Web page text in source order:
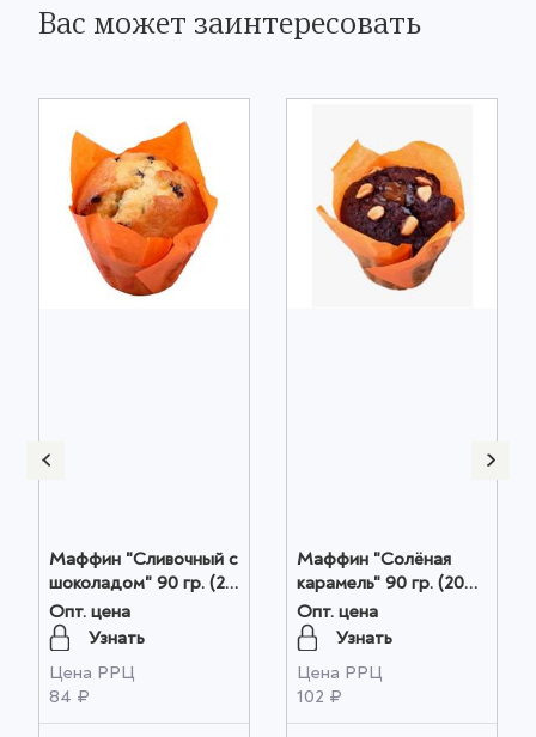
Вас может заинтересовать
Маффин "Сливочный с
шоколадом" 90 гр. (20
шт. в коробке) оптом
Опт. цена
Узнать
Цена РРЦ
84 ₽
Маффин "Солёная
карамель" 90 гр. (20
шт. в коробке) оптом
Опт. цена
Узнать
Цена РРЦ
102 ₽